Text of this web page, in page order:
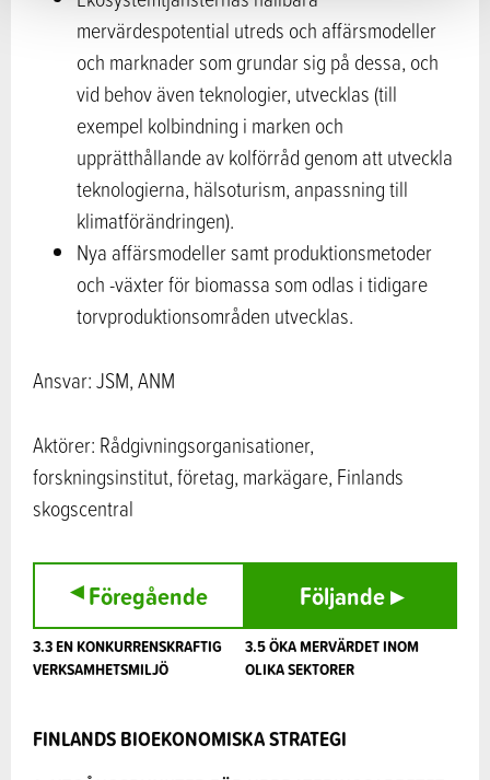
mervärdespotential utreds och affärsmodeller
och marknader som grundar sig på dessa, och
vid behov även teknologier, utvecklas (till
exempel kolbindning i marken och
upprätthållande av kolförråd genom att utveckla
teknologierna, hälsoturism, anpassning till
klimatförändringen).
Nya affärsmodeller samt produktionsmetoder
och -växter för biomassa som odlas i tidigare
torvproduktionsområden utvecklas.
Ansvar: JSM, ANM
Aktörer: Rådgivningsorganisationer,
forskningsinstitut, företag, markägare, Finlands
skogscentral
▸Föregående
3.3 EN KONKURRENSKRAFTIG
VERKSAMHETSMILJÖ
Följande▸
3.5 ÖKA MERVÄRDET INOM
OLIKA SEKTORER
FINLANDS BIOEKONOMISKA STRATEGI